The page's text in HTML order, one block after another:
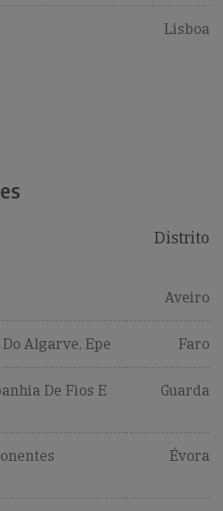
Lisboa
Distrito
Aveiro
Algarve, Epe Faro
De Fios E
Guarda
Évora